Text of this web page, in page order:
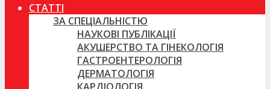
СТАТТІ
ЗА СПЕЦІАЛЬНІСТЮ
НАУКОВІ ПУБЛІКАЦІЇ
АКУШЕРСТВО ТА ГІНЕКОЛОГІЯ
ГАСТРОЕНТЕРОЛОГІЯ
ДЕРМАТОЛОГІЯ
КАРДІОЛОГІЯ